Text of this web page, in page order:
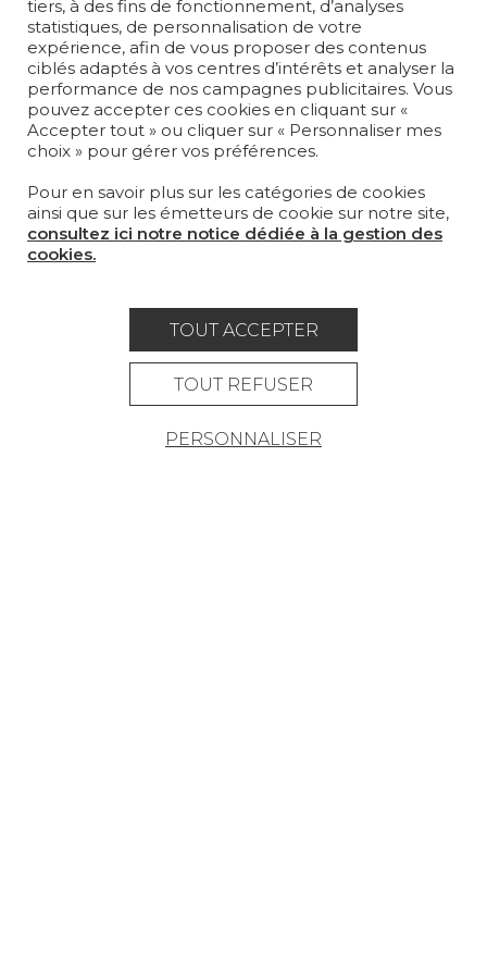
COLLECTIONS
TISSUS
MOBILIER
Je m'abonne
Rejoindre Pierre Frey
tiers, à des fins de fonctionnement, d’analyses
statistiques, de personnalisation de votre
expérience, afin de vous proposer des contenus
ciblés adaptés à vos centres d’intérêts et analyser la
performance de nos campagnes publicitaires. Vous
pouvez accepter ces cookies en cliquant sur «
Accepter tout » ou cliquer sur « Personnaliser mes
choix » pour gérer vos préférences.
Pour en savoir plus sur les catégories de cookies
ainsi que sur les émetteurs de cookie sur notre site,
consultez ici notre notice dédiée à la gestion des
cookies.
TOUT ACCEPTER
TOUT REFUSER
PERSONNALISER